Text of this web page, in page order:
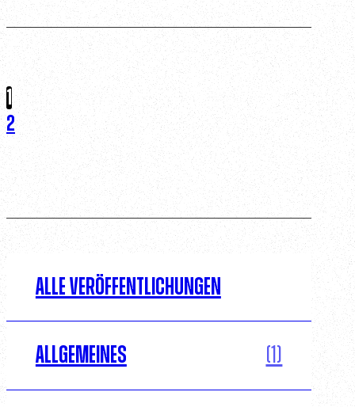
1
2
Alle Veröffentlichungen
Allgemeines (1)